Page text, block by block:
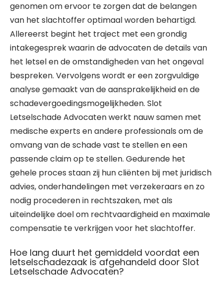
genomen om ervoor te zorgen dat de belangen
van het slachtoffer optimaal worden behartigd.
Allereerst begint het traject met een grondig
intakegesprek waarin de advocaten de details van
het letsel en de omstandigheden van het ongeval
bespreken. Vervolgens wordt er een zorgvuldige
analyse gemaakt van de aansprakelijkheid en de
schadevergoedingsmogelijkheden. Slot
Letselschade Advocaten werkt nauw samen met
medische experts en andere professionals om de
omvang van de schade vast te stellen en een
passende claim op te stellen. Gedurende het
gehele proces staan zij hun cliënten bij met juridisch
advies, onderhandelingen met verzekeraars en zo
nodig procederen in rechtszaken, met als
uiteindelijke doel om rechtvaardigheid en maximale
compensatie te verkrijgen voor het slachtoffer.
Hoe lang duurt het gemiddeld voordat een
letselschadezaak is afgehandeld door Slot
Letselschade Advocaten?